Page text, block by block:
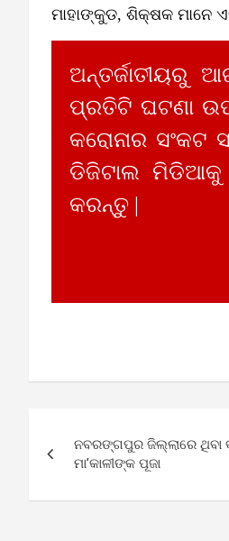
ମାହାଙ୍କୁଡ, ଶିକ୍ଷକ ମାନେ
ଅନ୍ତର୍ଜାତୀୟରୁ
ପ୍ରତିଟି ଘଟଣା
କରୋନାର
ଡିଜିଟାଲ ମିଡିଆକୁ
କରନ୍ତୁ |
navigation
ନବରଙ୍ଗପୁର ଜିଲ୍ଲାରେ ଥିବା
ମା’କାଳୀଙ୍କ ପୂଜା